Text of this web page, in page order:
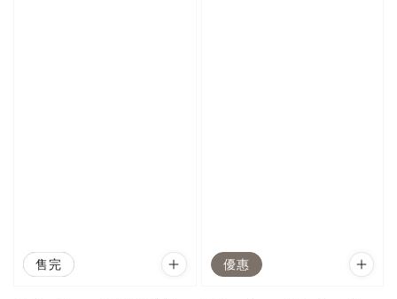
優惠
售完 優惠